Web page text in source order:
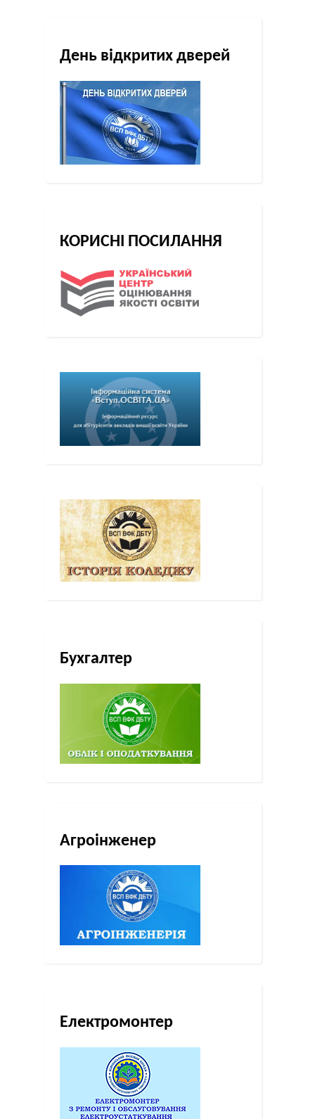
День відкритих дверей
КОРИСНІ ПОСИЛАННЯ
Бухгалтер
Агроінженер
Електромонтер